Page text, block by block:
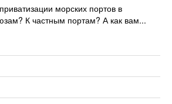
морских портов в
К частным портам? А как вам...